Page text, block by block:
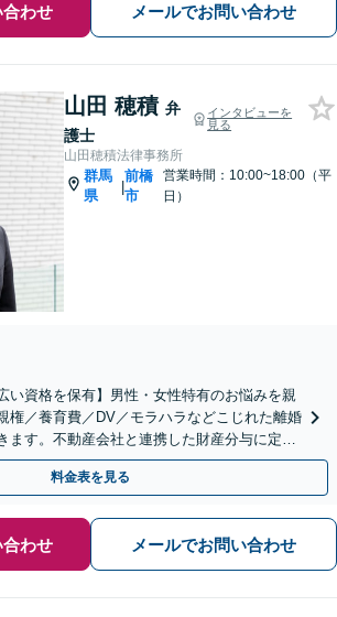
わせ メールでお問い合わせ
山田 穂積 弁
護士
インタビューを
見る
山田穂積法律事務所
群馬
県
|
前橋
市
営業時間：10:00~18:00（平
日）
い資格を保有】男性・女性特有のお悩みを親
権／養育費／DV／モラハラなどこじれた離婚
ます。不動産会社と連携した財産分与に定評
料金表を見る
わせ メールでお問い合わせ